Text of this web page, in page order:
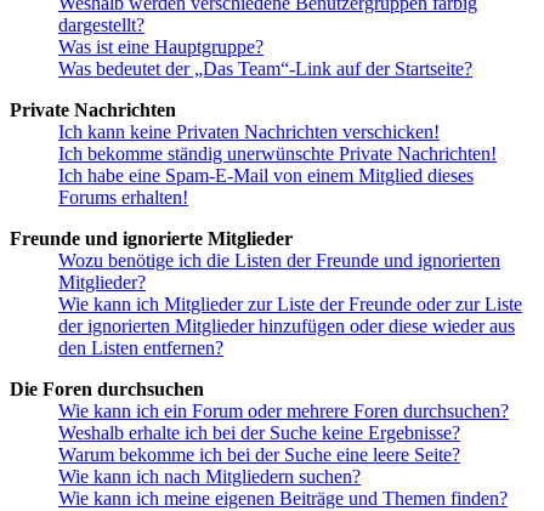
dargestellt?
Was ist eine Hauptgruppe?
Was bedeutet der „Das Team“-Link auf der Startseite?
Private Nachrichten
Ich kann keine Privaten Nachrichten verschicken!
Ich bekomme ständig unerwünschte Private Nachrichten!
Ich habe eine Spam-E-Mail von einem Mitglied dieses
Forums erhalten!
Freunde und ignorierte Mitglieder
Wozu benötige ich die Listen der Freunde und ignorierten
Mitglieder?
Wie kann ich Mitglieder zur Liste der Freunde oder zur Liste
der ignorierten Mitglieder hinzufügen oder diese wieder aus
den Listen entfernen?
Die Foren durchsuchen
Wie kann ich ein Forum oder mehrere Foren durchsuchen?
Weshalb erhalte ich bei der Suche keine Ergebnisse?
Warum bekomme ich bei der Suche eine leere Seite?
Wie kann ich nach Mitgliedern suchen?
Wie kann ich meine eigenen Beiträge und Themen finden?